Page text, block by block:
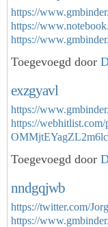
https://
https://
https://
Toegevoegd door
exzgyavl
https://
https://
Toegevoegd door
nndgqjwb
https://twitter.com/
https://